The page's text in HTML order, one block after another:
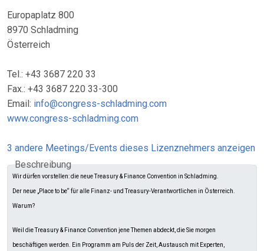
Europaplatz 800
8970 Schladming
Österreich
Tel.: +43 3687 220 33
Fax.: +43 3687 220 33-300
Email: info@congress-schladming.com
www.congress-schladming.com
3 andere Meetings/Events dieses Lizenznehmers anzeigen
Beschreibung
Wir dürfen vorstellen: die neue Treasury & Finance Convention in Schladming.
Der neue „Place to be“ für alle Finanz- und Treasury-Verantwortlichen in Österreich.
Warum?
Weil die Treasury & Finance Convention jene Themen abdeckt, die Sie morgen
beschäftigen werden. Ein Programm am Puls der Zeit, Austausch mit Experten,